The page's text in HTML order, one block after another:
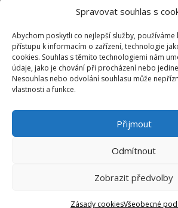
Spravovat souhlas s
Abychom poskytli co nejlepší služby, používáme
přístupu k informacím o zařízení, technologie
cookies. Souhlas s těmito technologiemi nám
údaje, jako je chování při procházení nebo
Nesouhlas nebo odvolání souhlasu může
vlastnosti a funkce.
Přijmout
Odmítnout
Zobrazit předvolby
Zásady cookiesVšeobecné
Přihlásit se k odběru novinek
Všeobecné podmínky
Vysočina-news.cz
Zpravodajství z